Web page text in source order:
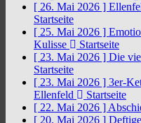
[ 26. Mai 2026 ]
Startseite
[ 25. Mai 2026 ]
Kulisse
Startseite
[ 23. Mai 2026 ] Die
Startseite
[ 23. Mai 2026 ] 3er-
Ellenfeld
Startseite
[ 22. Mai 2026 ]
[ 20. Mai 2026 ]